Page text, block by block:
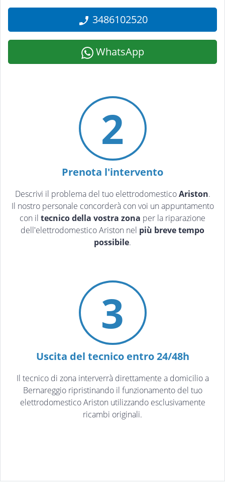
3486102520
WhatsApp
2
Prenota l'intervento
Descrivi il problema del tuo elettrodomesticoAriston.
Il nostro personale concorderà con voi un appuntamento
con il tecnico della vostra zona per la riparazione
dell'elettrodomestico Ariston nel più breve tempo
possibile.
3
Uscita del tecnico entro 24/48h
Il tecnico di zona interverrà direttamente a domicilio a
Bernareggio ripristinando il funzionamento del tuo
elettrodomestico Ariston utilizzando esclusivamente
ricambi originali.